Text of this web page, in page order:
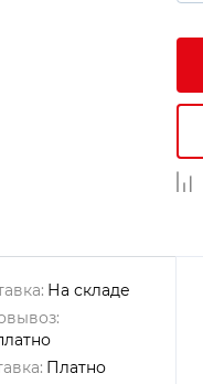
На складе
Платно